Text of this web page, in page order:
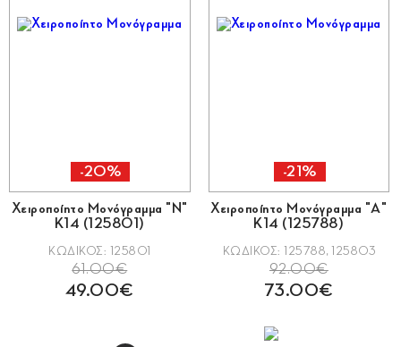
-20%
Χειροποίητο Μονόγραμμα "Ν"
Κ14 (125801)
ΚΩΔΙΚΟΣ: 125801
61.00€
49.00€
-21%
Χειροποίητο Μονόγραμμα "Α"
Κ14 (125788)
ΚΩΔΙΚΟΣ: 125788, 125803
92.00€
73.00€